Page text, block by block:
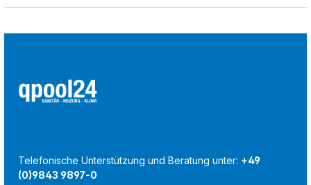
Telefonische Unterstützung und Beratung unter: +49
(0)9843 9897-0